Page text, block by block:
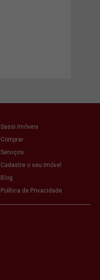
Sassi Imóveis
Comprar
Serviços
Cadastre o seu Imóvel
Blog
Política de Privacidade